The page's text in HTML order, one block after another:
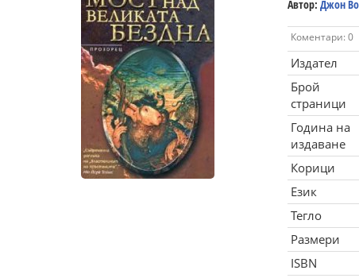
Автор: Джон
Коментари: 0
Издател
Брой
страници
Година на
издаване
Корици
Език
Тегло
Размери
ISBN